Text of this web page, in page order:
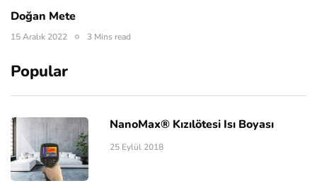
Doğan Mete
15 Aralık 2022 3 Mins read
Popular
NanoMax® Kızılötesi Isı Boyası
25 Eylül 2018